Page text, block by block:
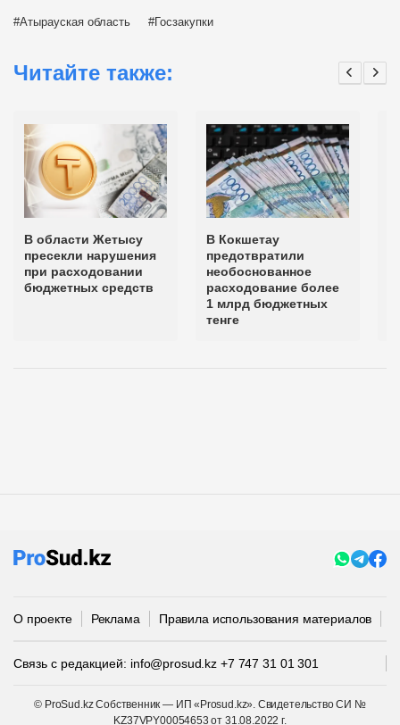
Атырауская область Госзакупки
Читайте также:
В области Жетысу
пресекли нарушения
при расходовании
бюджетных средств
В Кокшетау
предотвратили
необоснованное
расходование более
1 млрд бюджетных
тенге
О проекте Реклама Правила использования материалов
Связь с редакцией: info@prosud.kz +7 747 31 01 301
© ProSud.kz Собственник — ИП «Prosud.kz». Свидетельство СИ №
KZ37VPY00054653 от 31.08.2022 г.